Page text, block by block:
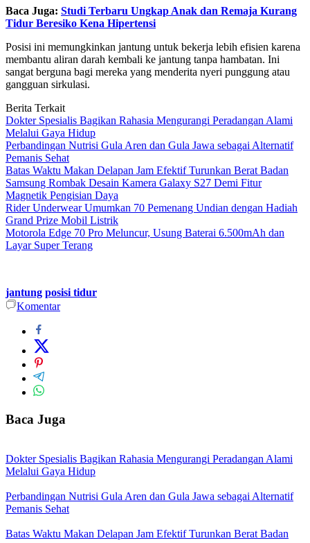
Baca Juga: Studi Terbaru Ungkap Anak dan Remaja Kurang
Tidur Beresiko Kena Hipertensi
Posisi ini memungkinkan jantung untuk bekerja lebih efisien karena
membantu aliran darah kembali ke jantung tanpa hambatan. Ini
sangat berguna bagi mereka yang menderita nyeri punggung atau
gangguan sirkulasi.
Berita Terkait
Dokter Spesialis Bagikan Rahasia Mengurangi Peradangan Alami
Melalui Gaya Hidup
Perbandingan Nutrisi Gula Aren dan Gula Jawa sebagai Alternatif
Pemanis Sehat
Batas Waktu Makan Delapan Jam Efektif Turunkan Berat Badan
Samsung Rombak Desain Kamera Galaxy S27 Demi Fitur
Magnetik Pengisian Daya
Rider Underwear Umumkan 70 Pemenang Undian dengan Hadiah
Grand Prize Mobil Listrik
Motorola Edge 70 Pro Meluncur, Usung Baterai 6.500mAh dan
Layar Super Terang
jantung posisi tidur
Komentar
Baca Juga
Dokter Spesialis Bagikan Rahasia Mengurangi Peradangan Alami
Melalui Gaya Hidup
Perbandingan Nutrisi Gula Aren dan Gula Jawa sebagai Alternatif
Pemanis Sehat
Batas Waktu Makan Delapan Jam Efektif Turunkan Berat Badan